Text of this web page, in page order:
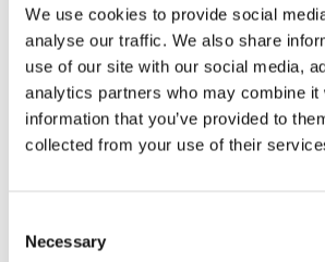
We use cookies to provide social
analyse our traffic. We also share
use of our site with our social media,
analytics partners who may combine it
information that you’ve provided to
collected from your use of their
Selection
Necessary
Vecka 3–
6
Struktur och
tillgångar
Lås
och